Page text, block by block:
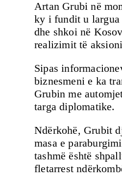
Artan Grubi në
ky i fundit u largua
dhe shkoi në
realizimit të
Sipas
biznesmeni e ka
Grubin me
targa diplomatike.
Ndërkohë, Grubit
masa e
tashmë është
fletarrest